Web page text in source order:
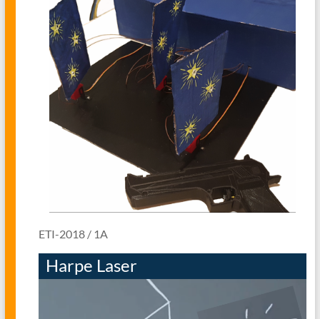
ETI-2018 / 1A
Harpe Laser